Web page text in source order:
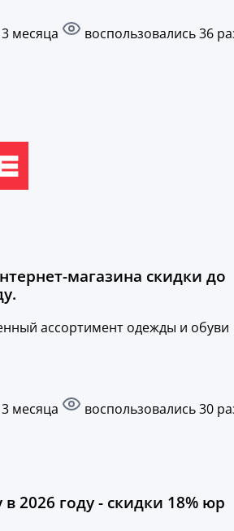
месяца
воспользовались 36
магазина скидки до
ассортимент одежды и обуви
месяца
воспользовались 30
2026 году - скидки 18% юр